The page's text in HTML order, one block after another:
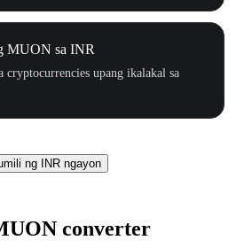
MUON sa INR
cryptocurrencies upang ikalakal sa
ng INR ngayon
converter